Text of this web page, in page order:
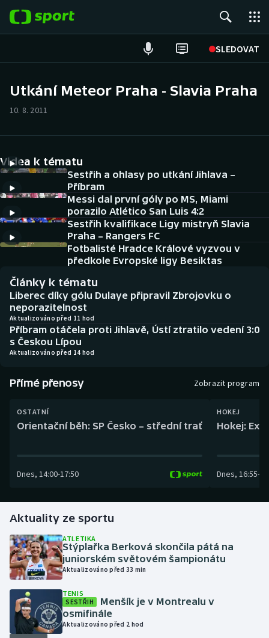
SLEDOVAT
Hokej
Tenis
Atletika
Cyklistika
DALŠÍ SPORTY
Americký fotbal
Baseball a softbal
Basketbal
Biatlon
Curling
Florbal
Golf
Gymnastika
Házená
Jezdectví
NEPŘEHLÉDNĚTE
Soutěže
Historické návraty
Aplikace ČT sport
Utkání Meteor Praha - Slavia Praha
10. 8. 2011
Videa k tématu
Sestřih a ohlasy po utkání Jihlava –
Příbram
Messi dal první góly po MS, Miami
porazilo Atlético San Luis 4:2
Sestřih kvalifikace Ligy mistryň Slavia
Praha – Rangers FC
Fotbalisté Hradce Králové vyzvou v
předkole Evropské ligy Besiktas
Články k tématu
Liberec díky gólu Dulaye připravil Zbrojovku o
neporazitelnost
Aktualizováno před 11 hod
Příbram otáčela proti Jihlavě, Ústí ztratilo vedení 3:0
s Českou Lípou
Aktualizováno před 14 hod
Přímé přenosy Zobrazit program
OSTATNÍ
Orientační běh: SP Česko – střední trať
Dnes, 14:00-17:50
HOKEJ
Hokej:
Dnes, 16:55-
Aktuality ze sportu
ATLETIKA
Stýplařka Berková skončila pátá na
juniorském světovém šampionátu
Aktualizováno před 33 min
TENIS
SESTŘIH
Menšík je v Montrealu v
osmifinále
Aktualizováno před 2 hod